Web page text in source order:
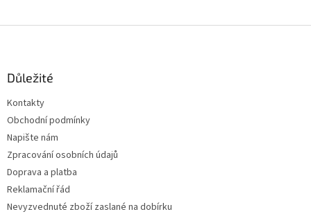
Důležité
Kontakty
Obchodní podmínky
Napište nám
Zpracování osobních údajů
Doprava a platba
Reklamační řád
Nevyzvednuté zboží zaslané na dobírku